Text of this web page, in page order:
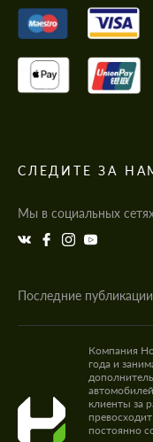
СЛЕДИТЕ ЗА
Мы в социальных
Последние
Компания
года и
клиенты за
постоянно